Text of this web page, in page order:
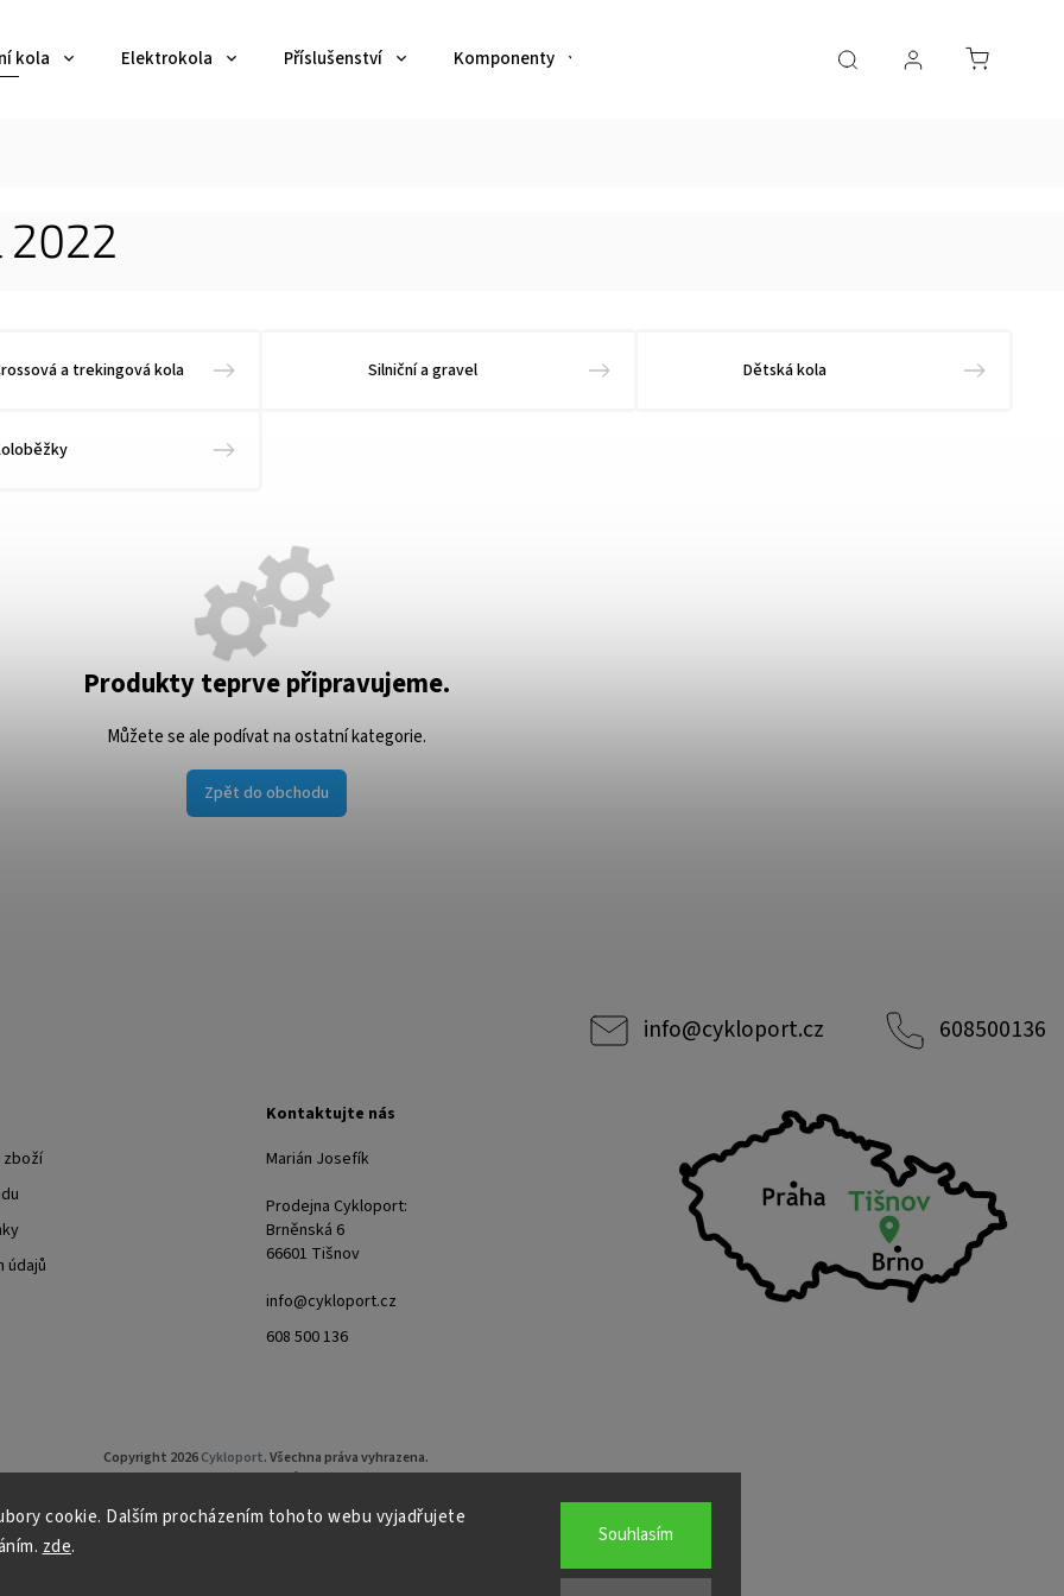
cookie. Dalším procházením tohoto webu vyjadřujete
zde. Souhlasím
kola Elektrokola Příslušenství Komponenty Sportovní výživa Oblečení
2022
a trekingová kola Silniční a gravel Dětská kola
Produkty teprve připravujeme.
Můžete se ale podívat na ostatní kategorie.
Zpět do obchodu
info@cykloport.cz 608500136
zboží
údajů
Kontaktujte nás
Marián Josefík
Prodejna Cykloport:
Brněnská 6
66601 Tišnov
info@cykloport.cz
608 500 136
Copyright 2026Cykloport. Všechna práva vyhrazena.
Upravit nastavení cookies
Grafický návrh vytvořil a nakódovalShoptak.cz